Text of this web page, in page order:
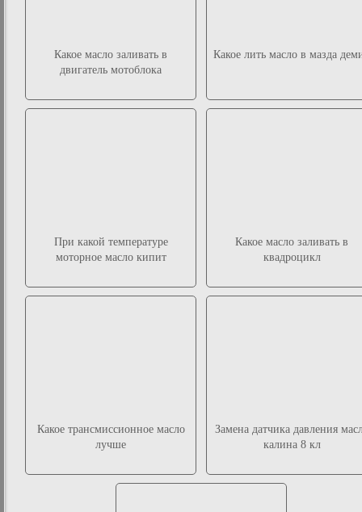
Какое масло заливать в
двигатель мотоблока
Какое лить масло в мазда
При какой температуре
моторное масло кипит
Какое масло заливать в
квадроцикл
Какое трансмиссионное масло
лучше
Замена датчика давления
калина 8 кл